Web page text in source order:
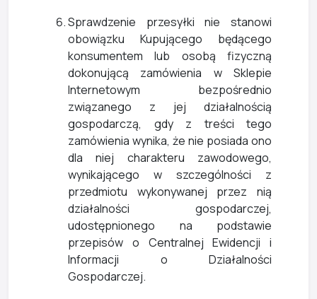
Sprawdzenie przesyłki nie stanowi
obowiązku Kupującego będącego
konsumentem lub osobą fizyczną
dokonującą zamówienia w Sklepie
Internetowym bezpośrednio
związanego z jej działalnością
gospodarczą, gdy z treści tego
zamówienia wynika, że nie posiada ono
dla niej charakteru zawodowego,
wynikającego w szczególności z
przedmiotu wykonywanej przez nią
działalności gospodarczej,
udostępnionego na podstawie
przepisów o Centralnej Ewidencji i
Informacji o Działalności
Gospodarczej.